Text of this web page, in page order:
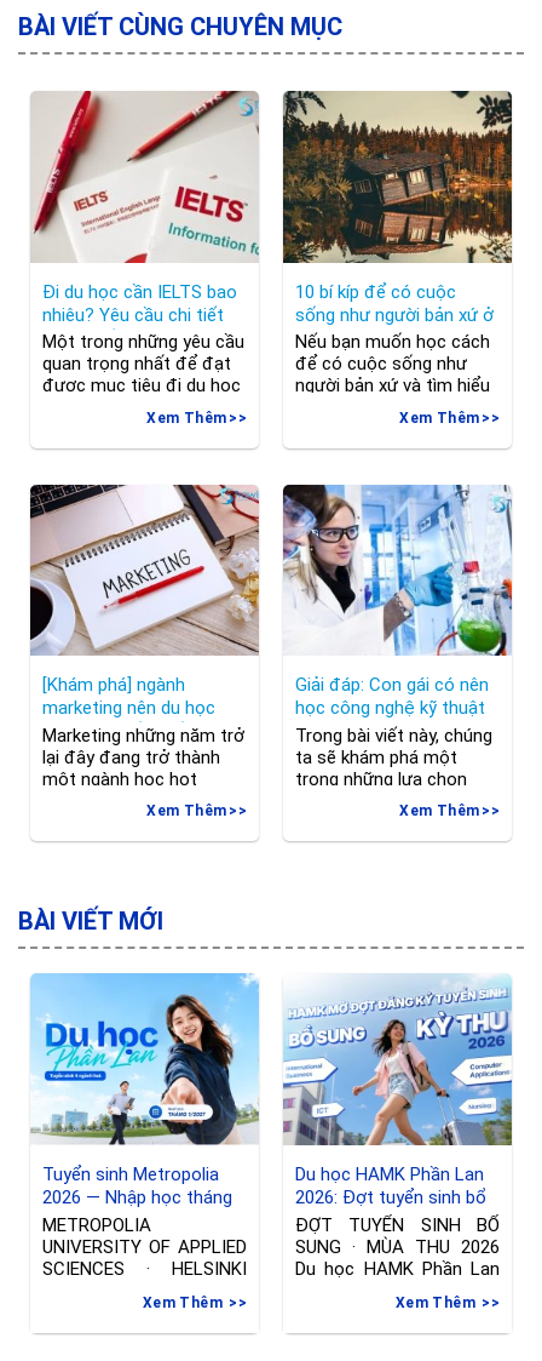
BÀI VIẾT CÙNG CHUYÊN MỤC
Đi du học cần IELTS bao
nhiêu? Yêu cầu chi tiết
từng quốc gia
Một trong những yêu cầu
quan trọng nhất để đạt
được mục tiêu đi du học
là bài kiểm tra tiếng Anh.
Trong đó, IELTS là một
trong những bài kiểm tra
nhận ở nhiều quốc gia
trên thế giới. Vậy đi du
học cần IELTS bao
nhiêu? Hãy cùng
Xem Thêm
10 bí kíp để có cuộc
sống như người bản xứ ở
Phần Lan
Nếu bạn muốn học cách
để có cuộc sống như
người bản xứ và tìm hiểu
sâu hơn về văn hóa Phần
Lan, dưới đây sẽ là một
số bí kíp bỏ túi cho bạn!
sang học tập tại môi
trường mới, chắc hẳn
một vài nét trong văn
hóa
Xem Thêm
[Khám phá] ngành
marketing nên du học
nước nào tốt nhất?
Marketing những năm trở
lại đây đang trở thành
một ngành học hot
không chỉ tại Việt Nam
mà còn trên toàn thế
giới. Thay vì học tập
này tại các quốc gia thế
mạnh, phát triển. Vậy
ngành marketing nên du
học nước nào? Khám
Xem Thêm
Giải đáp: Con gái có nên
học công nghệ kỹ thuật
hóa học?
Trong bài viết này, chúng
ta sẽ khám phá một
trong những lựa chọn
đầy tiềm năng trong thế
kỷ 21 – Công nghệ kỹ
thuật hóa học. Vậy con
ngành công nghệ kỹ
thuật
Xem Thêm
BÀI VIẾT MỚI
Tuyển sinh Metropolia
2026 — Nhập học tháng
01/2027 tại Phần Lan
METROPOLIA
UNIVERSITY OF APPLIED
SCIENCES · HELSINKI
Nhập học thángXem Thêm
Du học HAMK Phần Lan
2026: Đợt tuyển sinh bổ
sung ngành International
Business & Công nghệ
thông tin
ĐỢT TUYỂN SINH BỔ
SUNG · MÙA THU 2026
Du học HAMK Phần Lan
Xem Thêm